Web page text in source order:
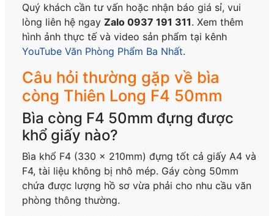
Quý khách cần tư vấn hoặc nhận báo giá sỉ, vui
lòng liên hệ ngayZalo 0937 191 311. Xem thêm
hình ảnh thực tế và video sản phẩm tại kênh
YouTube Văn Phòng Phẩm Ba Nhất.
Câu hỏi thường gặp về bìa
còng Thiên Long F4 50mm
Bìa còng F4 50mm đựng được
khổ giấy nào?
Bìa khổ F4 (330 x 210mm) đựng tốt cả giấy A4 và
F4, tài liệu không bị nhô mép. Gáy còng 50mm
chứa được lượng hồ sơ vừa phải cho nhu cầu văn
phòng thông thường.